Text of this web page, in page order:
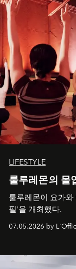
LIFESTYLE
룰루레몬의 몰
룰루레몬이 요가
필'을 개최했다.
07.05.2026 by